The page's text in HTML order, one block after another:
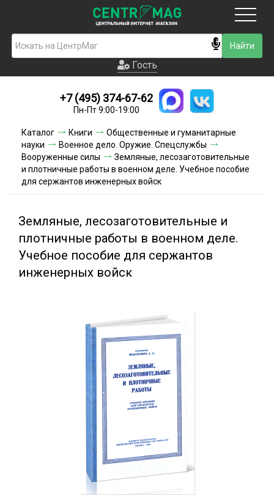
Гость
Новинки
Условия доставки
Условия оплаты
Контакты
Гость
+7 (495) 374-67-62
Пн-Пт 9:00-19:00
Каталог Книги
Общественные и гуманитарные
науки
Военное дело. Оружие. Спецслужбы
Вооруженные силы
Земляные, лесозаготовительные
и плотничные работы в военном деле. Учебное пособие
для сержантов инженерных войск
Земляные, лесозаготовительные и
плотничные работы в военном деле.
Учебное пособие для сержантов
инженерных войск